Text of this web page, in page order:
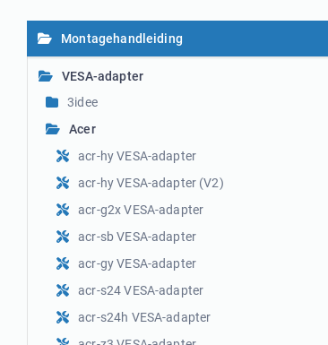
Montagehandleiding
VESA-adapter
3idee
Acer
acr-hy VESA-adapter
acr-hy VESA-adapter (V2)
acr-g2x VESA-adapter
acr-sb VESA-adapter
acr-gy VESA-adapter
acr-s24 VESA-adapter
acr-s24h VESA-adapter